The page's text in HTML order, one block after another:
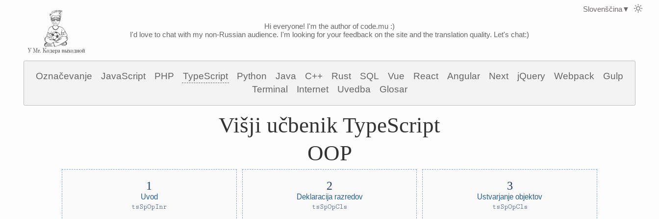
Hi everyone! I'm the author of code.mu :)
I'd love to chat with my non-Russian audience. I'm looking for your feedback on the site and the translation quality. Let's chat:)
Označevanje JavaScript PHP TypeScript Python Java C++ Rust SQL Vue React Angular Next jQuery Webpack
Gulp
Terminal
Internet Uvedba Glosar
Višji učbenik TypeScript
OOP
Uvod
tsSpOpInr
Deklaracija razredov
tsSpOpCls
Ustvarjanje objektov
tsSpOpCls
Slovenščina▼